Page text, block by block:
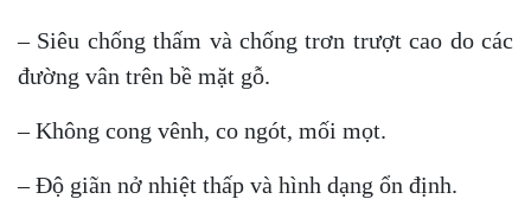
– Siêu chống thấm và chống trơn trượt cao do các
đường vân trên bề mặt gỗ.
– Không cong vênh, co ngót, mối mọt.
– Độ giãn nở nhiệt thấp và hình dạng ổn định.